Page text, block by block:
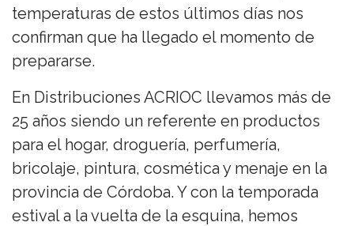
temperaturas de estos últimos días nos
confirman que ha llegado el momento de
prepararse.
En Distribuciones ACRIOC llevamos más de
25 años siendo un referente en productos
para el hogar, droguería, perfumería,
bricolaje, pintura, cosmética y menaje en la
provincia de Córdoba. Y con la temporada
estival a la vuelta de la esquina, hemos